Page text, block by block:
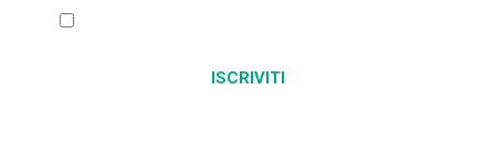
Ho letto ed accetto l’